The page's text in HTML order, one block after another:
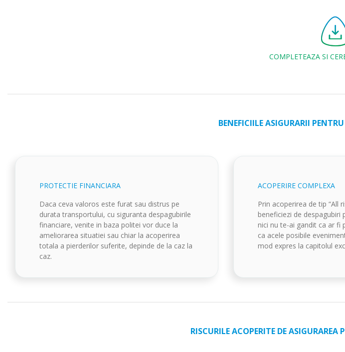
COMPLETEAZA SI
BENEFICIILE ASIGURARII
PROTECTIE FINANCIARA
Daca ceva valoros este furat sau distrus pe
durata transportului, cu siguranta despagubirile
financiare, venite in baza politei vor duce la
ameliorarea situatiei sau chiar la acoperirea
totala a pierderilor suferite, depinde de la caz la
caz.
ACOPERIRE COMPLEXA
Prin acoperirea de tip “All
beneficiezi de despagubiri
nici nu te-ai gandit ca ar fi
ca acele posibile
mod expres la capitolul
RISCURILE ACOPERITE DE